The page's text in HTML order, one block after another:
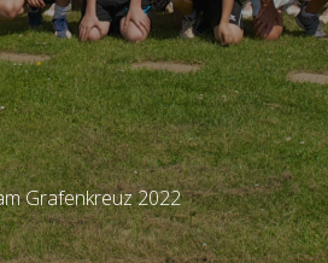
Grafenkreuz 2022